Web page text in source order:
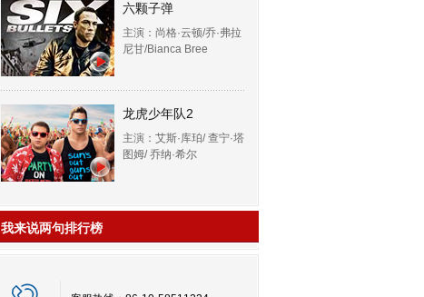
六颗子弹
主演：尚格·云顿/乔·弗拉
尼甘/Bianca Bree
龙虎少年队2
主演：艾斯·库珀/ 查宁·塔
图姆/ 乔纳·希尔
我来说两句排行榜